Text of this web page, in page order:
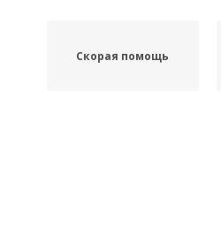
Скорая помощь